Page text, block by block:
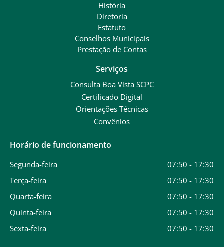
História
Diretoria
Estatuto
Conselhos Municipais
Prestação de Contas
Serviços
Consulta Boa Vista SCPC
Certificado Digital
Orientações Técnicas
Convênios
Horário de funcionamento
Segunda-feira
07:50 - 17:30
Terça-feira
07:50 - 17:30
Quarta-feira
07:50 - 17:30
Quinta-feira
07:50 - 17:30
Sexta-feira
07:50 - 17:30